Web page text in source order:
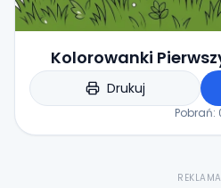
Kolorowanki
Drukuj
Pobrań:
REKLAMA